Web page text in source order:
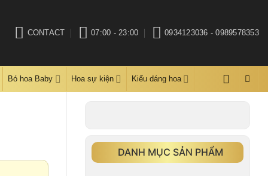
CONTACT 07:00 - 23:00 0934123036 - 0989578353
Bó hoa Baby Hoa sự kiện Kiểu dáng hoa
DANH MỤC SẢN PHẨM